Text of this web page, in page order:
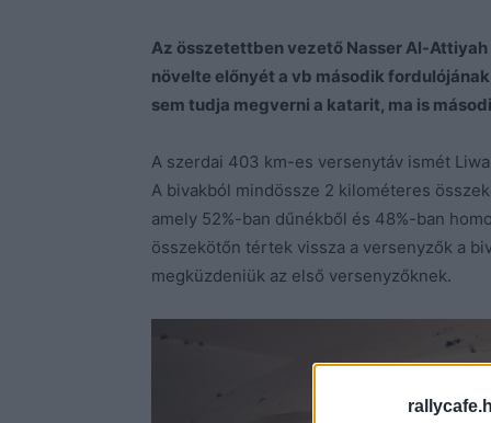
Az összetettben vezető Nasser Al-
növelte előnyét a vb második
sem tudja megverni a katarit, ma is
A szerdai 403 km-es versenytáv ismét
A bivakból mindössze 2 kilométeres
amely 52%-ban dűnékből és 48%-ban
összekötőn tértek vissza a versenyzők a
megküzdeniük az első versenyzőknek.